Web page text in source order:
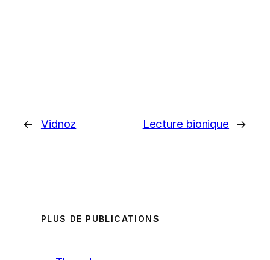
← Vidnoz Lecture bionique →
PLUS DE PUBLICATIONS